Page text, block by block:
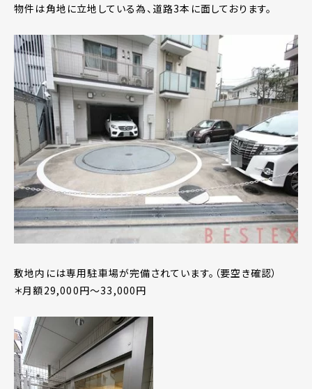
物件は角地に立地している為、道路3本に面しております。
敷地内には専用駐車場が完備されています。（要空き確認）
＊月額29,000円～33,000円